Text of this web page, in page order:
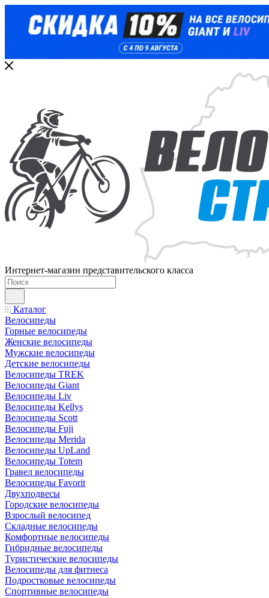
Интернет-магазин представительского класса
Каталог
Велосипеды
Горные велосипеды
Женские велосипеды
Мужские велосипеды
Детские велосипеды
Велосипеды TREK
Велосипеды Giant
Велосипеды Liv
Велосипеды Kellys
Велосипеды Scott
Велосипеды Fuji
Велосипеды Merida
Велосипеды UpLand
Велосипеды Totem
Гравел велосипеды
Велосипеды Favorit
Двухподвесы
Городские велосипеды
Взрослый велосипед
Складные велосипеды
Комфортные велосипеды
Гибридные велосипеды
Туристические велосипеды
Велосипеды для фитнеса
Подростковые велосипеды
Спортивные велосипеды